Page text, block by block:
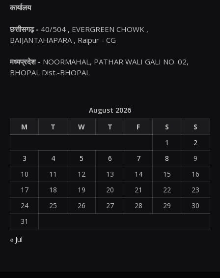
कार्यालय
छत्तीसगढ़ - 40/504 , EVERGREEN CHOWK ,
BAIJANTAHAPARA , Raipur - CG
मध्यप्रदेश - NOORMAHAL, PATHAR WALI GALI NO. 02,
BHOPAL Dist.-BHOPAL
August 2026
M
T W T F S
S
1
2
3
4 5 6 7 8
9
10
11 12 13 14 15
16
17
18 19 20 21 22
23
24
25 26 27 28 29
30
31
« Jul